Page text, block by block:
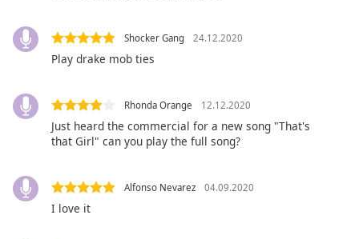
Fullscreen
This
modal
window.
Beginning
dialog
window.
Shocker Gang 24.12.2020
Play drake mob ties
Rhonda Orange 12.12.2020
Just heard the commercial for a new song "That's
that Girl" can you play the full song?
Alfonso Nevarez 04.09.2020
I love it